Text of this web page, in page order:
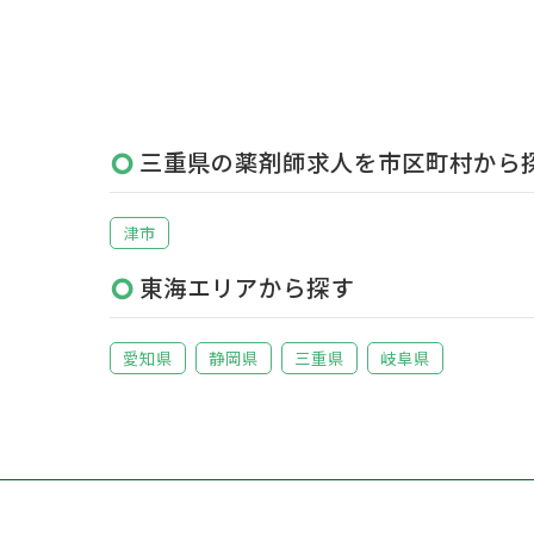
三重県の薬剤師求人を市区町村から
津市
東海エリアから探す
愛知県 静岡県 三重県 岐阜県